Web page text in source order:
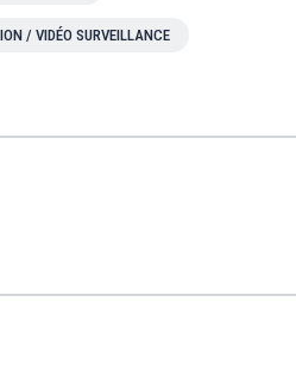
/ VIDÉO SURVEILLANCE